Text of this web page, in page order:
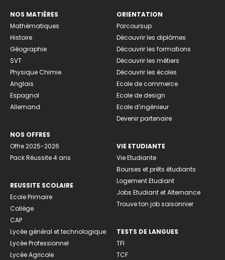
NOS MATIÈRES
Mathématiques
Histoire
Géographie
SVT
Physique Chimie
Anglais
Espagnol
Allemand
NOS OFFRES
Offre 2025-2026
Pack Réussite 4 ans
REUSSITE SCOLAIRE
Ecole Primaire
Collège
CAP
Lycée général et technologique
Lycée Professionnel
Lycée Agricole
ORIENTATION
Parcoursup
Découvrir les diplômes
Découvrir les formations
Découvrir les métiers
Découvrir les écoles
Ecole de commerce
Ecole de design
Ecole d’ingénieur
Devenir partenaire
VIE ETUDIANTE
Vie Etudiante
Bourses et prêts étudiants
Logement Etudiant
Jobs Etudiant et Alternance
Trouve ton job saisonnier
TESTS DE LANGUES
TFI
TCF